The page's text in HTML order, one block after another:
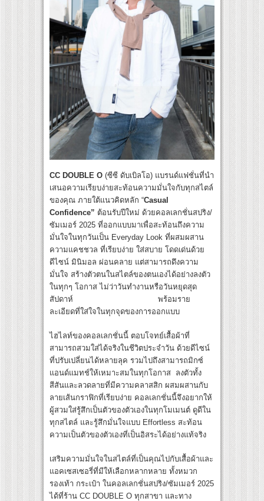
CC DOUBLE O (ซีซี ดับเบิลโอ) แบรนด์แฟชั่นที่นำ
เสนอความเรียบง่ายสะท้อนความมั่นใจกับทุกสไตล์
ของคุณ ภายใต้แนวคิดหลัก “Casual
Confidence” ต้อนรับปีใหม่ ด้วยคอลเลกชั่นสปริง/
ซัมเมอร์ 2025 ที่ออกแบบมาเพื่อสะท้อนถึงความ
มั่นใจในทุกวันเป็น Everyday Look ที่ผสมผสาน
ความแคชชวล ที่เรียบง่าย ใส่สบาย โดดเด่นด้วย
ดีไซน์ มินิมอล ผ่อนคลาย แต่สามารถดึงความ
มั่นใจ สร้างตัวตนในสไตล์ของตนเองได้อย่างลงตัว
ในทุกๆ โอกาส ไม่ว่าวันทำงานหรือวันหยุดสุด
สัปดาห์ พร้อมราย
ละเอียดที่ใส่ใจในทุกจุดของการออกแบบ
ไฮไลท์ของคอลเลกชั่นนี้ ตอบโจทย์เสื้อผ้าที่
สามารถสวมใส่ได้จริงในชีวิตประจำวัน ด้วยดีไซน์
ที่ปรับเปลี่ยนได้หลายลุค รวมไปถึงสามารถมิกซ์
แอนด์แมทช์ให้เหมาะสมในทุกโอกาส ลงตัวทั้ง
สีสันและลวดลายที่มีความคลาสสิก ผสมผสานกับ
ลายเส้นกราฟิกที่เรียบง่าย คอลเลกชั่นนี้จึงอยากให้
ผู้สวมใส่รู้สึกเป็นตัวของตัวเองในทุกโมเมนต์ ดูดีใน
ทุกสไตล์ และรู้สึกมั่นใจแบบ Effortless สะท้อน
ความเป็นตัวของตัวเองที่เป็นอิสระได้อย่างแท้จริง
เสริมความมั่นใจในสไตล์ที่เป็นคุณไปกับเสื้อผ้าและ
แอคเซสเซอรี่ที่มีให้เลือกหลากหลาย ทั้งหมวก
รองเท้า กระเป๋า ในคอลเลกชั่นสปริง/ซัมเมอร์ 2025
ได้ที่ร้าน CC DOUBLE O ทุกสาขา และทาง